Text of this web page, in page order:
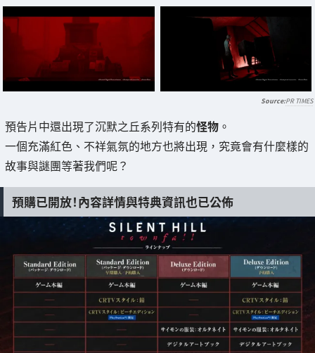
PR TIMES
預告片中還出現了沉默之丘系列特有的怪物 。
一個充滿紅色、不祥氣氛的地方也將出現，究竟會有什麼樣的
故事與謎團等著我們呢？
預購已開放！內容詳情與特典資訊也已公佈